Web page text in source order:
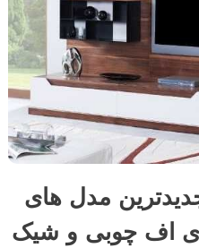
مدل های
اف چوبی و شیک